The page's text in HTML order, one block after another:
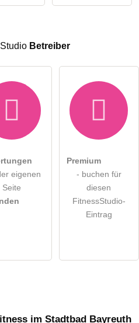
Betreiber
eigenen
Seite
Premium
- buchen für
diesen
FitnessStudio-
Eintrag
im Stadtbad Bayreuth